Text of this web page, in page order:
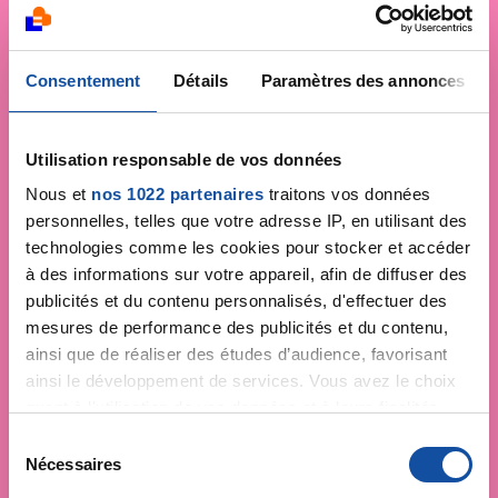
Consentement Détails Paramètres des annonces
Utilisation responsable de vos données
Nous et nos 1022 partenaires traitons vos données
personnelles, telles que votre adresse IP, en utilisant des
technologies comme les cookies pour stocker et accéder
à des informations sur votre appareil, afin de diffuser des
publicités et du contenu personnalisés, d'effectuer des
mesures de performance des publicités et du contenu,
ainsi que de réaliser des études d’audience, favorisant
ainsi le développement de services. Vous avez le choix
tout moment en consultant la Déclaration relative aux
cookies ou en cliquant sur l'icône de confidentialité.
Nécessaires